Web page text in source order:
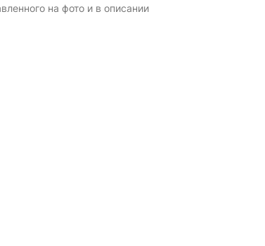
на фото и в описании